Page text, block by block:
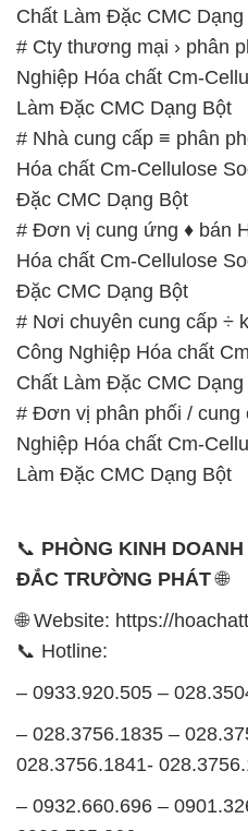
Chất Làm Đặc CMC Dạng
# Cty thương mại › phân
Nghiệp Hóa chất Cm-
Làm Đặc CMC Dạng Bột
# Nhà cung cấp ≡ phân
Hóa chất Cm-Cellulose
Đặc CMC Dạng Bột
# Đơn vị cung ứng ♦ bán
Hóa chất Cm-Cellulose
Đặc CMC Dạng Bột
# Nơi chuyên cung cấp ÷
Công Nghiệp Hóa chất
Chất Làm Đặc CMC Dạng
# Đơn vị phân phối / cung
Nghiệp Hóa chất Cm-
Làm Đặc CMC Dạng Bột
📞 PHÒNG KINH
ĐẮC TRƯỜNG PHÁT🌐
🌐 Website: https://
📞 Hotline:
– 0933.920.505 –
– 028.3756.1835 –
028.3756.1841-
– 0932.660.696 –